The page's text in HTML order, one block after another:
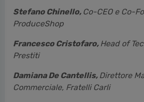
Stefano Chinello, Co-CEO e Co-
ProduceShop
Francesco Cristofaro, Head of
Prestiti
Damiana De Cantellis, Direttore
Commerciale, Fratelli Carli